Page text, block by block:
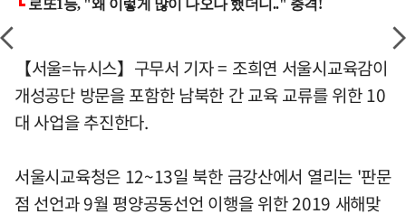
【서울=뉴시스】구무서 기자 = 조희연 서울시교육감이
개성공단 방문을 포함한 남북한 간 교육 교류를 위한 10
대 사업을 추진한다.
서울시교육청은 12~13일 북한 금강산에서 열리는 '판문
점 선언과 9월 평양공동선언 이행을 위한 2019 새해맞